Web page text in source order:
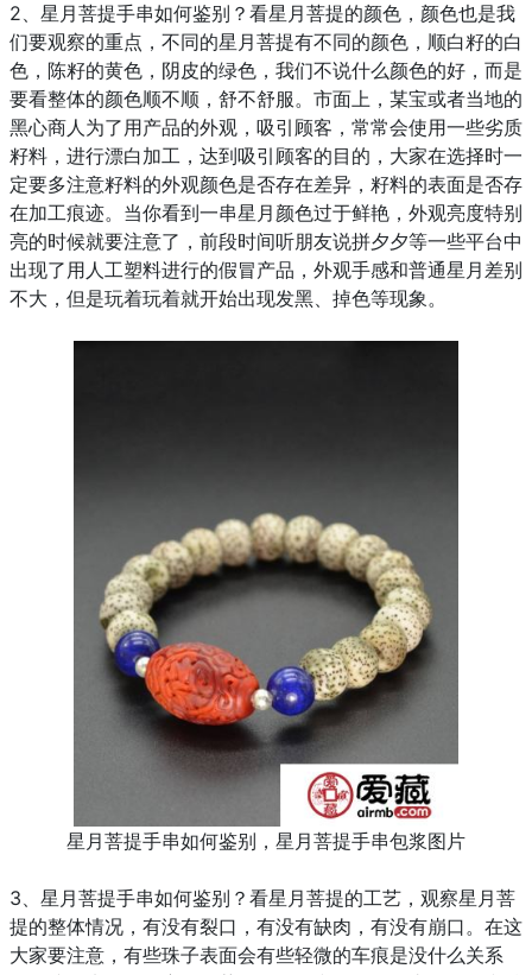
2、 星月菩提手串如何鉴别？ 看星月菩提的颜色，颜色也是我
们要观察的重点，不同的星月菩提有不同的颜色，顺白籽的白
色，陈籽的黄色，阴皮的绿色，我们不说什么颜色的好，而是
要看整体的颜色顺不顺，舒不舒服。市面上，某宝或者当地的
黑心商人为了用产品的外观，吸引顾客，常常会使用一些劣质
籽料，进行漂白加工，达到吸引顾客的目的，大家在选择时一
定要多注意籽料的外观颜色是否存在差异，籽料的表面是否存
在加工痕迹。当你看到一串星月颜色过于鲜艳，外观亮度特别
亮的时候就要注意了，前段时间听朋友说拼夕夕等一些平台中
出现了用人工塑料进行的假冒产品，外观手感和普通星月差别
不大，但是玩着玩着就开始出现发黑、掉色等现象。
星月菩提手串如何鉴别，星月菩提手串包浆图片
3、 星月菩提手串如何鉴别？ 看星月菩提的工艺，观察星月菩
提的整体情况，有没有裂口，有没有缺肉，有没有崩口。在这
大家要注意，有些珠子表面会有些轻微的车痕是没什么关系